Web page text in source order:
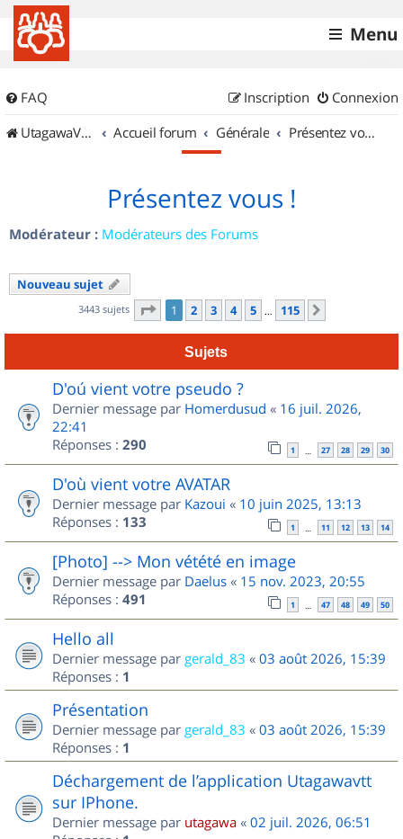
Menu
FAQ Connexion
Inscription
UtagawaVTT (Randos VTT et VTTAE avec traces GPS)
Accueil forum Générale Présentez vous !
Présentez vous !
Modérateur : Modérateurs des Forums
Nouveau sujet
3443 sujets Page 1sur 115
1 2 3 4 5 … 115
Sujets
D'oú vient votre pseudo ?
Dernier message par Homerdusud « 16 juil. 2026,
22:41
Réponses : 290 1 … 27 28 29 30
D'où vient votre AVATAR
Dernier message par Kazoui « 10 juin 2025, 13:13
Réponses : 133 1 … 11 12 13 14
[Photo] --> Mon vétété en image
Dernier message par Daelus « 15 nov. 2023, 20:55
Réponses : 491 1 … 47 48 49 50
Hello all
Dernier message par gerald_83 « 03 août 2026, 15:39
Réponses : 1
Présentation
Dernier message par gerald_83 « 03 août 2026, 15:39
Réponses : 1
Déchargement de l’application Utagawavtt
sur IPhone.
Dernier message par utagawa « 02 juil. 2026, 06:51